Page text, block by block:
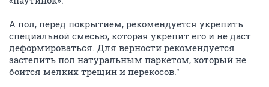
А пол, перед покрытием, рекомендуется укрепить
специальной смесью, которая укрепит его и не даст
деформироваться. Для верности рекомендуется
застелить пол натуральным паркетом, который не
боится мелких трещин и перекосов."